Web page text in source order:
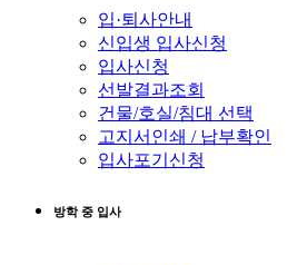
입·퇴사안내
신입생 입사신청
입사신청
선발결과조회
건물/호실/침대 선택
고지서인쇄 / 납부확인
입사포기신청
방학 중 입사